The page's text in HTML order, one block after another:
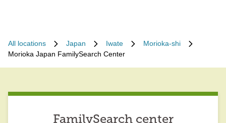
All locations Japan Iwate
Morioka-shi
Morioka Japan FamilySearch Center
FamilySearch center